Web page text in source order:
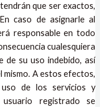
que ser exactos,
caso de asignarle al
responsable en todo
cualesquiera
de su uso indebido, así
mismo. A estos efectos,
de los servicios y
registrado se